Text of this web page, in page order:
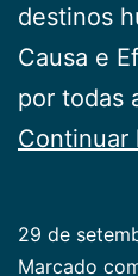
destinos
Causa e
por todas
Continuar
29 de
Marcado